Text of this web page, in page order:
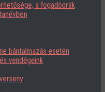
a fogadóórák
bántalmazás esetén
vendégeink